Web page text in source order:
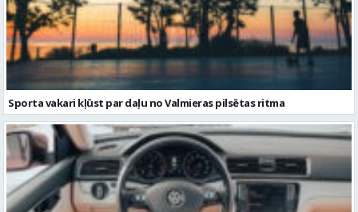
Sporta vakari kļūst par daļu no Valmieras pilsētas ritma